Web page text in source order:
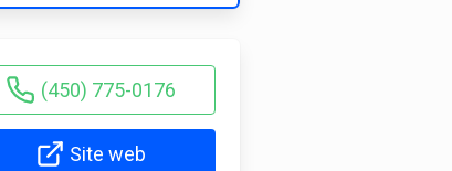
(450) 775-0176
Site web